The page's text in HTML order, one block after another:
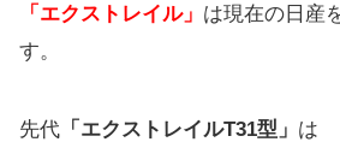
「エクストレイル」 は現在の日産
す。
先代 「エクストレイルT31型」 は